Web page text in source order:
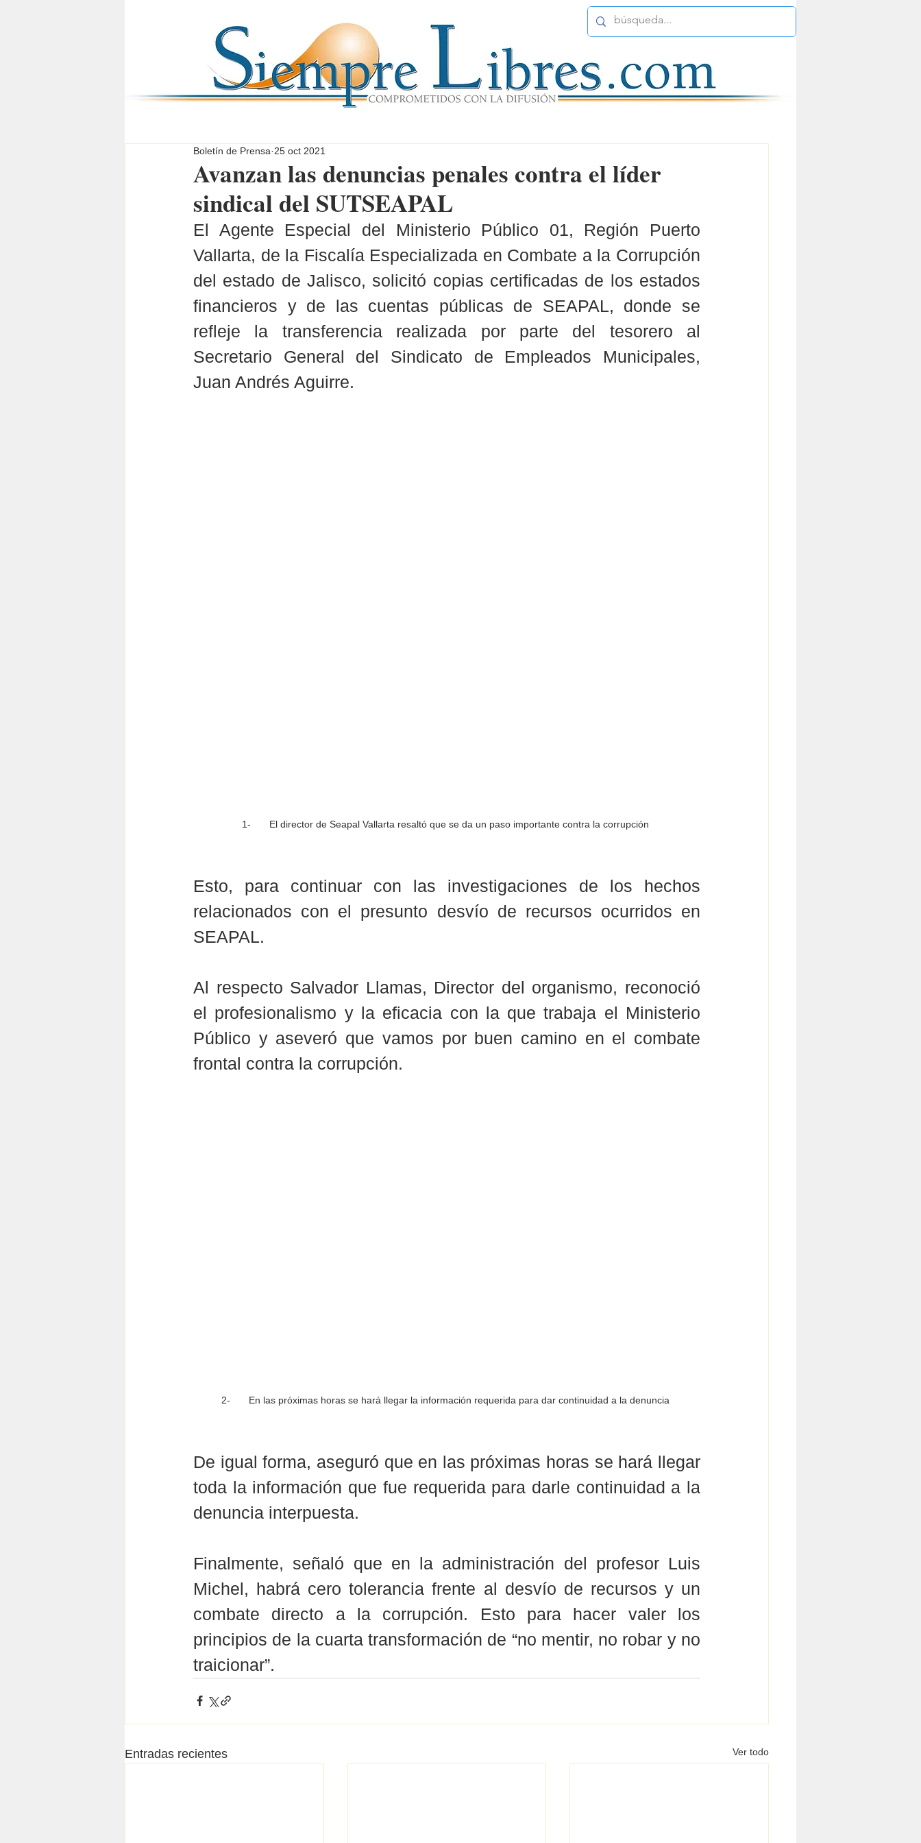
Avanzan las denuncias penales contra el líder
sindical del SUTSEAPAL
Boletín de Prensa 25 oct 2021
El Agente Especial del Ministerio Público 01, Región Puerto
Vallarta, de la Fiscalía Especializada en Combate a la Corrupción
del estado de Jalisco, solicitó copias certificadas de los estados
financieros y de las cuentas públicas de SEAPAL, donde se
refleje la transferencia realizada por parte del tesorero al
Secretario General del Sindicato de Empleados Municipales,
Juan Andrés Aguirre.
1-	El director de Seapal Vallarta resaltó que se da un paso importante contra la corrupción
Esto, para continuar con las investigaciones de los hechos
relacionados con el presunto desvío de recursos ocurridos en
SEAPAL.
Al respecto Salvador Llamas, Director del organismo, reconoció
el profesionalismo y la eficacia con la que trabaja el Ministerio
Público y aseveró que vamos por buen camino en el combate
frontal contra la corrupción.
2-	En las próximas horas se hará llegar la información requerida para dar continuidad a la denuncia
De igual forma, aseguró que en las próximas horas se hará llegar
toda la información que fue requerida para darle continuidad a la
denuncia interpuesta.
Finalmente, señaló que en la administración del profesor Luis
Michel, habrá cero tolerancia frente al desvío de recursos y un
combate directo a la corrupción. Esto para hacer valer los
principios de la cuarta transformación de “no mentir, no robar y no
traicionar”.
Entradas recientes Ver todo